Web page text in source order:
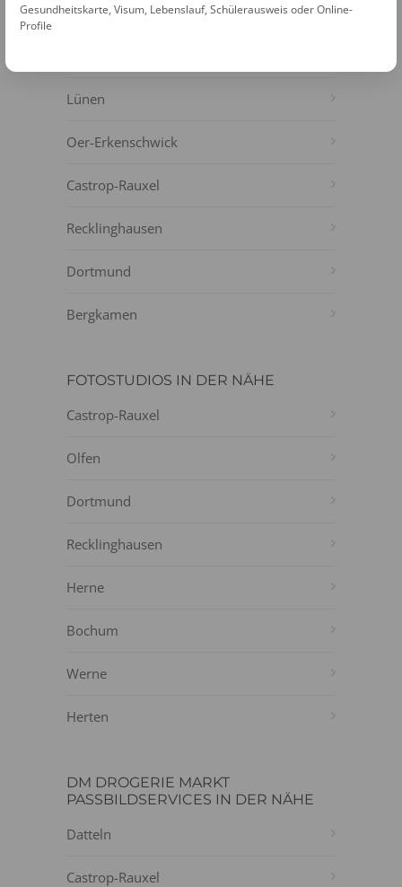
Datteln
Lünen
Oer-Erkenschwick
Castrop-Rauxel
Recklinghausen
Dortmund
Bergkamen
FOTOSTUDIOS IN DER NÄHE
Castrop-Rauxel
Olfen
Dortmund
Recklinghausen
Herne
Bochum
Werne
Herten
DM DROGERIE MARKT
PASSBILDSERVICES IN DER NÄHE
Datteln
Castrop-Rauxel
Gesundheitskarte, Visum, Lebenslauf, Schülerausweis oder Online-
Profile